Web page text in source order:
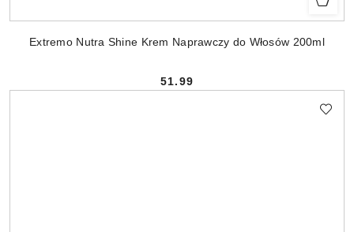
Extremo Nutra Shine Krem Naprawczy do Włosów 200ml
Cena:
51.99